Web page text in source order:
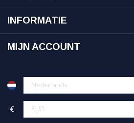
INFORMATIE
MIJN ACCOUNT
€